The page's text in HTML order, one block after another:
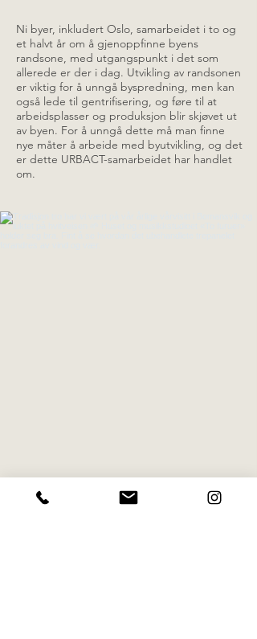
Ni byer, inkludert Oslo, samarbeidet i to og
et halvt år om å gjenoppfinne byens
randsone, med utgangspunkt i det som
allerede er der i dag. Utvikling av randsonen
er viktig for å unngå byspredning, men kan
også lede til gentrifisering, og føre til at
arbeidsplasser og produksjon blir skjøvet ut
av byen. For å unngå dette må man finne
nye måter å arbeide med byutvikling, og det
er dette URBACT-samarbeidet har handlet
om.